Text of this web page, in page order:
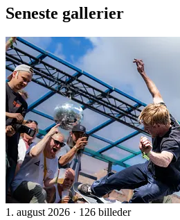
Seneste gallerier
1. august 2026 · 126 billeder